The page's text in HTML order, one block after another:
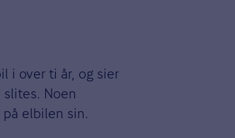
i over ti år, og sier
Noen
elbilen sin.